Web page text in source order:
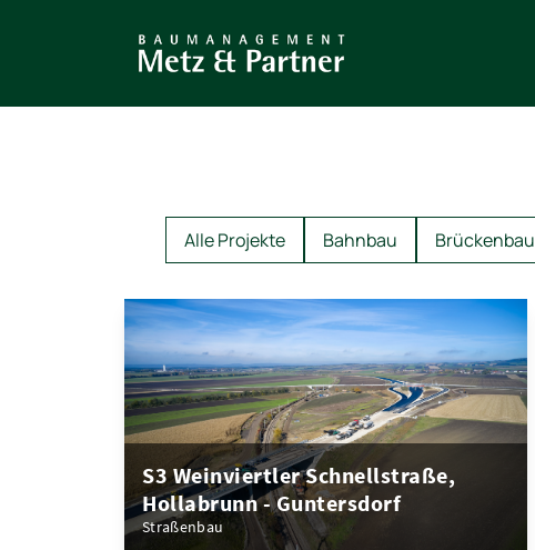
Alle Projekte Bahnbau Brückenbau
S3 Weinviertler Schnellstraße,
Hollabrunn - Guntersdorf
Straßenbau